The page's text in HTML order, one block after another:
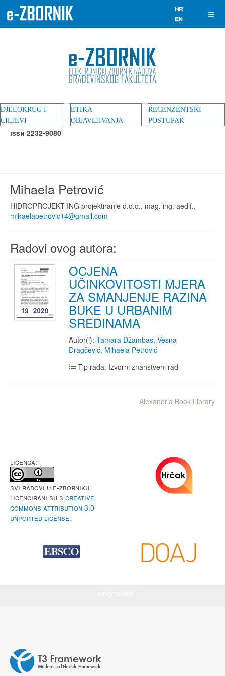
DJELOKRUG I
CILJEVI
ETIKA
OBJAVLJIVANJA
RECENZENTSKI
POSTUPAK
ISSN 2232-9080
Mihaela Petrović
HIDROPROJEKT-ING projektiranje d.o.o., mag. ing. aedif.,
mihaelapetrovic14@gmail.com
Radovi ovog autora:
OCJENA
UČINKOVITOSTI MJERA
ZA SMANJENJE RAZINA
BUKE U URBANIM
SREDINAMA
Autor(i): Tamara Džambas, Vesna
Dragčević, Mihaela Petrović
Tip rada: Izvorni znanstveni rad
Alexandria Book Library
LICENCA:
Svi radovi u e-Zborniku
licencirani su s Creative
Commons Attribution 3.0
Unported License.